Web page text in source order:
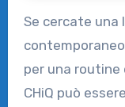
Se cercate una
per una routine
CHiQ può